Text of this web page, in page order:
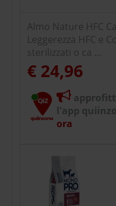
Almo Nature HFC
Leggerezza HFC e
sterilizzati o ca ...
€ 24,96
l'app
ora